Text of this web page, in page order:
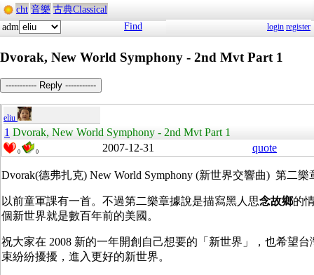
cht 音樂 古典Classical
adm
Find login register
Dvorak, New World Symphony - 2nd Mvt Part 1
----------- Reply -----------
eliu
1 Dvorak, New World Symphony - 2nd Mvt Part 1
0 0 2007-12-31 quote
Dvorak(德弗扎克) New World Symphony (新世界交響曲) 第二樂
以前童軍課有一首。不過第二樂章據說是描寫黑人思念故鄉的
個新世界就是數百年前的美國。
祝大家在 2008 新的一年開創自己想要的「新世界」，也希望台
束紛紛擾擾，進入更好的新世界。